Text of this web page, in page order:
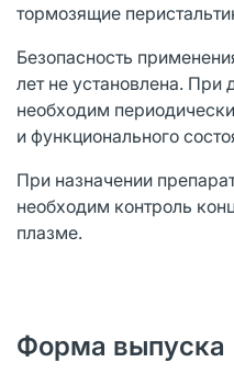
тормозящие
Безопасность
лет не установлена. При
необходим
и функционального
При назначении
необходим контроль
плазме.
Форма выпуска